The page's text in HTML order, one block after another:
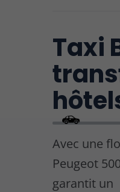
Taxi
Avec une
Peugeot
garantit un